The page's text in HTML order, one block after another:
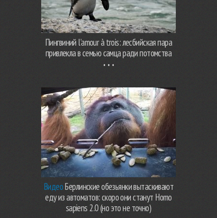
Пингвиний l’amour à trois: лесбийская пара
привлекла в семью самца ради потомства
ВидеоБерлинские обезьянки вытаскивают
еду из автоматов: скоро они станут Homo
sapiens 2.0 (но это не точно)